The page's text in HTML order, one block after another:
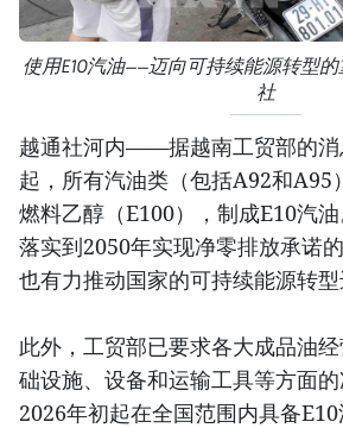
使用E10汽油——迈向可持续能源转型
社
越通社河内——据越南工贸部的消
起，所有汽油类（包括A92和A95
燃料乙醇（E100），制成E10汽
落实到2050年实现净零排放承诺
也有力推动国家的可持续能源转型
此外，工贸部已要求各大成品油
础设施、设备和运输工具等方面
2026年初起在全国范围内具备